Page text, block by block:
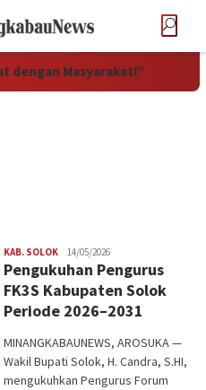
Ketua DPRD
KAB. SOLOKRedaksi
14/05/2026
Pengukuhan Pengurus
FK3S Kabupaten Solok
Periode 2026–2031
MINANGKABAUNEWS, AROSUKA —
Wakil Bupati Solok, H. Candra, S.HI,
mengukuhkan Pengurus Forum